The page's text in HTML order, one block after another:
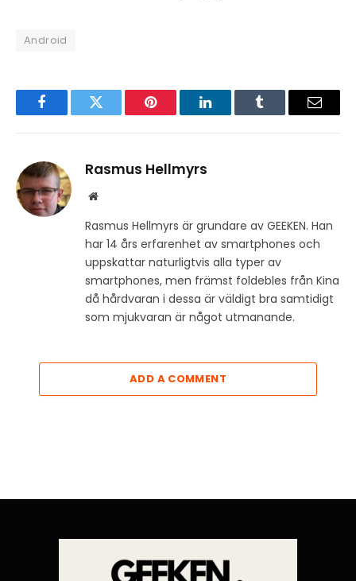
Android
FacebookTwitter Pinterest LinkedInTumblr Email
Rasmus Hellmyrs
Website
Rasmus Hellmyrs är grundare av GEEKEN. Han
har 14 års erfarenhet av smartphones och
uppskattar naturligtvis alla typer av
smartphones, men främst foldebles från Kina
då hårdvaran i dessa är väldigt bra samtidigt
som mjukvaran är något utmanande.
ADD A COMMENT